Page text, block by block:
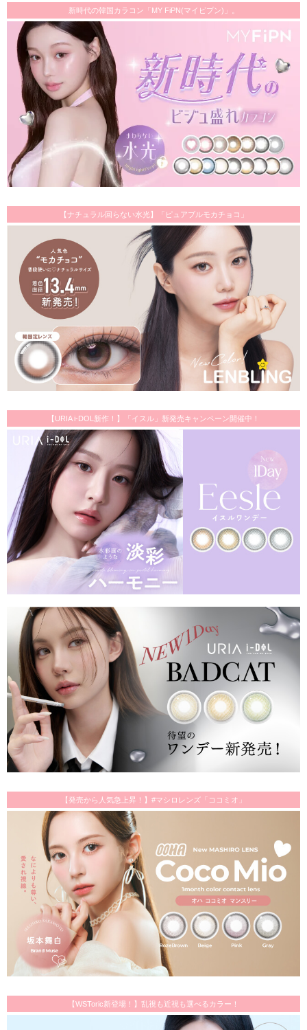
新時代の韓国カラコン「MY FiPN(マイピプン)」。
【ナチュラル回らない水光】「ピュアブルモカチョコ」
【URIA i-DOL新作！】「イスル」新発売キャンペーン開催中！
【発売から人気急上昇！】#マシロレンズ「ココミオ」
【WSToric新登場！】乱視も近視も選べるカラー！